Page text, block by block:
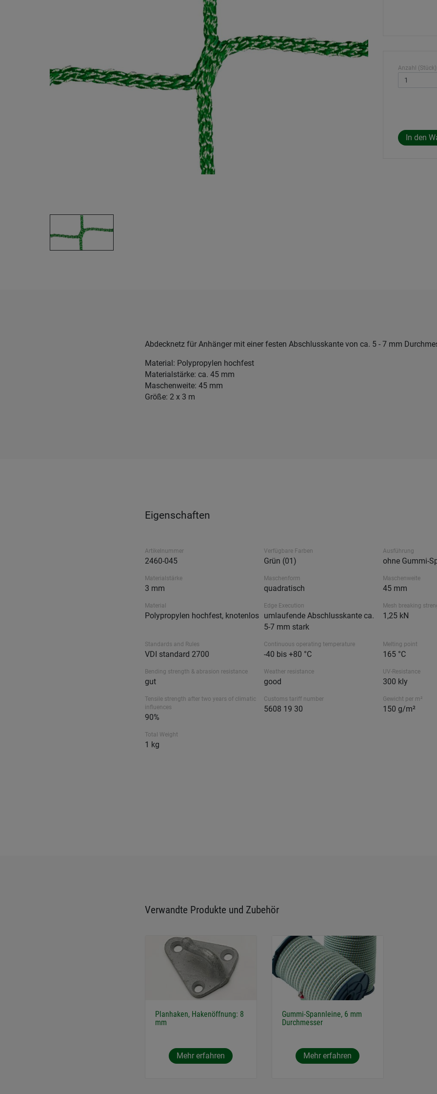
Anzahl
Abdecknetz für Anhänger mit einer festen Abschlusskante von ca. 5 - 7 mm
Material: Polypropylen hochfest
Materialstärke: ca. 45 mm
Maschenweite: 45 mm
Größe: 2 x 3 m
Eigenschaften
Artikelnummer
2460-045
Verfügbare Farben
Grün (01)
Ausführung
ohne Gummi-
Materialstärke
3 mm
Maschenform
quadratisch
Maschenweite
45 mm
Material
Polypropylen hochfest, knotenlos
Edge Execution
umlaufende Abschlusskante ca.
5-7 mm stark
Mesh breaking
1,25 kN
Standards and Rules
VDI standard 2700
Continuous operating temperature
-40 bis +80 °C
Melting point
165 °C
Bending strength & abrasion resistance
gut
Weather resistance
good
UV-Resistance
300 kly
Tensile strength after two years of climatic
influences
90%
Customs tariff number
5608 19 30
Gewicht per m²
150 g/m²
Total Weight
1 kg
Verwandte Produkte und Zubehör
Planhaken, Hakenöffnung: 8
mm
Mehr erfahren
Gummi-Spannleine, 6 mm
Durchmesser
Mehr erfahren